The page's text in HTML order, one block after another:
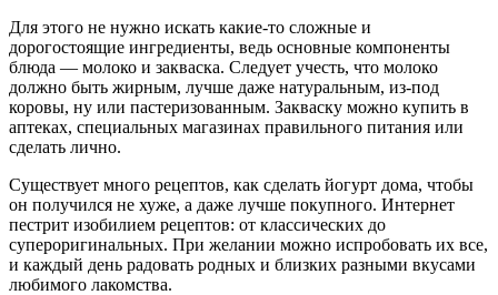
Для этого не нужно искать какие-то сложные и
дорогостоящие ингредиенты, ведь основные компоненты
блюда — молоко и закваска. Следует учесть, что молоко
должно быть жирным, лучше даже натуральным, из-под
коровы, ну или пастеризованным. Закваску можно купить в
аптеках, специальных магазинах правильного питания или
сделать лично.
Существует много рецептов, как сделать йогурт дома, чтобы
он получился не хуже, а даже лучше покупного. Интернет
пестрит изобилием рецептов: от классических до
супероригинальных. При желании можно испробовать их все,
и каждый день радовать родных и близких разными вкусами
любимого лакомства.